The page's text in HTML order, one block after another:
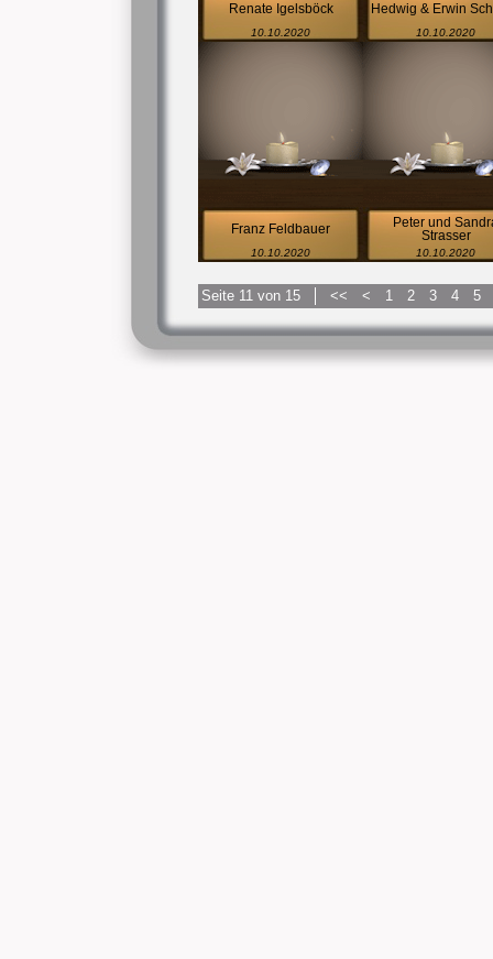
Renate Igelsböck
10.10.2020
Hedwig & Erwin
10.10.2020
Franz Feldbauer
10.10.2020
Peter und
Strasser
10.10.2020
Seite 11 von 15 << < 1 2 3 4 5